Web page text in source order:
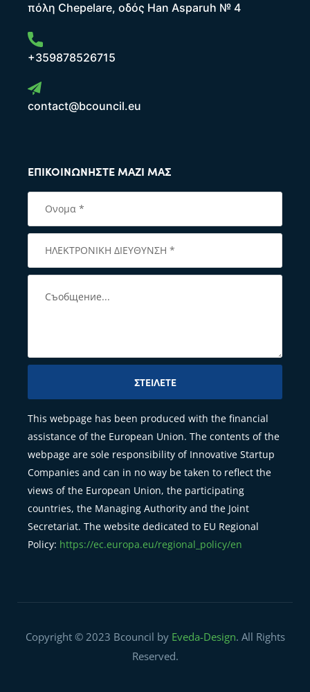
πόλη Chepelare, οδός Han Asparuh № 4
+359878526715
contact@bcouncil.eu
ΕΠΙΚΟΙΝΩΝΉΣΤΕ ΜΑΖΊ ΜΑΣ
ΣΤΕΊΛΕΤΕ
This webpage has been produced with the financial
assistance of the European Union. The contents of the
webpage are sole responsibility of Innovative Startup
Companies and can in no way be taken to reflect the
views of the European Union, the participating
countries, the Managing Authority and the Joint
Secretariat. The website dedicated to EU Regional
Policy: https://ec.europa.eu/regional_policy/en
Copyright © 2023 Bcouncil by Eveda-Design. All Rights
Reserved.